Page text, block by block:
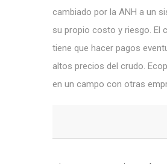
cambiado por la ANH a un
su propio costo y riesgo. El
tiene que hacer pagos
altos precios del crudo.
en un campo con otras